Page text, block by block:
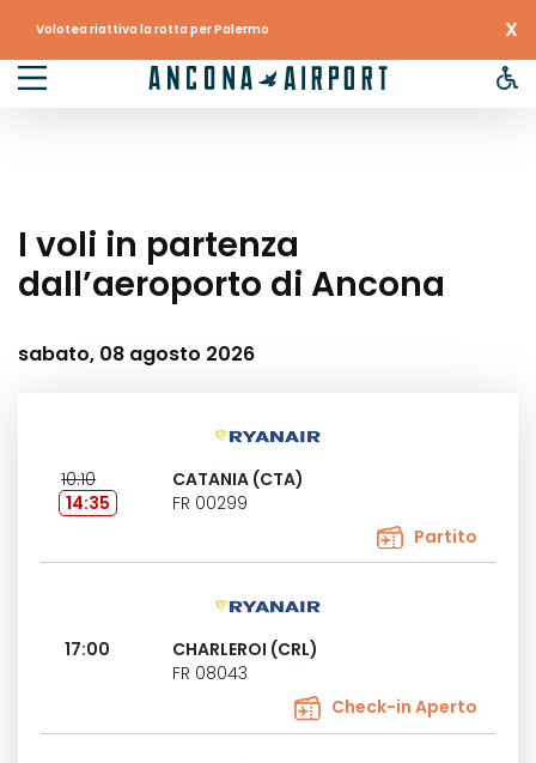
Volotea riattiva la rotta per Palermo X
I voli in partenza
dall’aeroporto di Ancona
sabato, 08 agosto 2026
10:10
14:35
CATANIA (CTA)
FR 00299
Partito
17:00
CHARLEROI (CRL)
FR 08043
Check-in Aperto